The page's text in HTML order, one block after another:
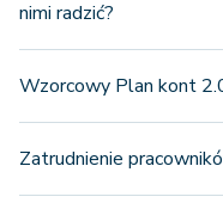
nimi radzić?
Wzorcowy Plan kont
Zatrudnienie